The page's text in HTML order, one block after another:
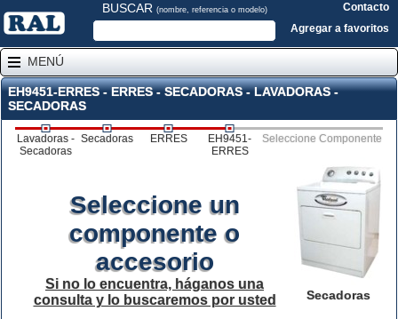
BUSCAR (nombre, referencia o modelo)
Contacto
Agregar a favoritos
MENÚ
EH9451-ERRES - ERRES - SECADORAS - LAVADORAS -
SECADORAS
Lavadoras -
Secadoras
Secadoras ERRES
EH9451-
ERRES
Seleccione Componente
Secadoras
Seleccione un
componente o
accesorio
Si no lo encuentra, háganos una
consulta y lo buscaremos por usted